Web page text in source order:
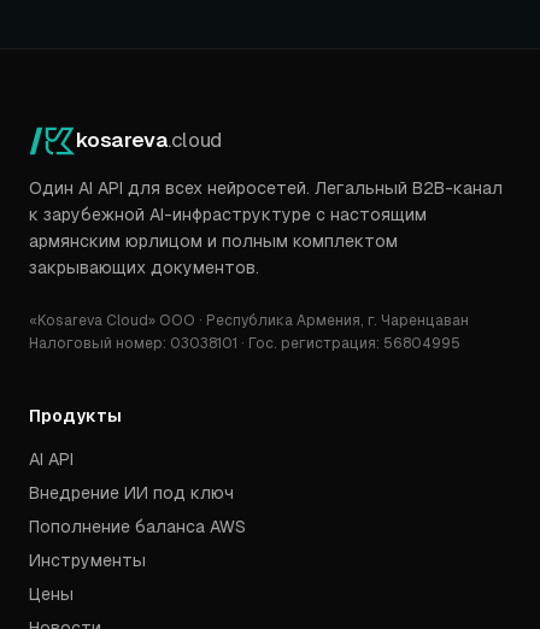
kosareva.cloud
Один AI API для всех нейросетей. Легальный B2B-канал
к зарубежной AI-инфраструктуре с настоящим
армянским юрлицом и полным комплектом
закрывающих документов.
«Kosareva Cloud» ООО · Республика Армения, г. Чаренцаван
Налоговый номер: 03038101 · Гос. регистрация: 56804995
Продукты
AI API
Внедрение ИИ под ключ
Пополнение баланса AWS
Инструменты
Цены